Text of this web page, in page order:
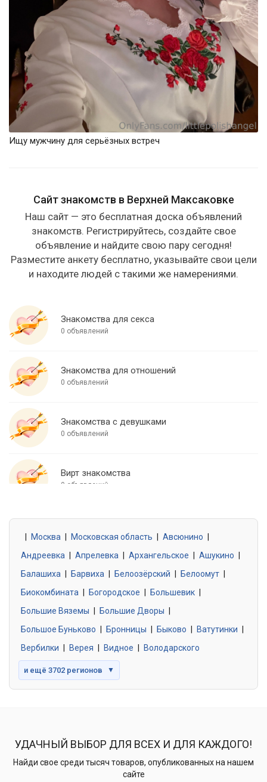
Ищу мужчину для серьёзных встреч
Сайт знакомств в Верхней Максаковке
Наш сайт — это бесплатная доска объявлений
знакомств. Регистрируйтесь, создайте свое
объявление и найдите свою пару сегодня!
Разместите анкету бесплатно, указывайте свои цели
и находите людей с такими же намерениями.
Знакомства для секса
0 объявлений
Знакомства для отношений
0 объявлений
Знакомства с девушками
0 объявлений
Вирт знакомства
0 объявлений
0 объявлений
Знакомства без обязательств
0 объявлений
Москва Московская область Авсюнино
Андреевка
Апрелевка Архангельское Ашукино
Балашиха
Барвиха Белоозёрский Белоомут
Биокомбината
Богородское Большевик
Большие Вяземы
Большие Дворы
Большое Буньково
Бронницы Быково Ватутинки
Вербилки
Верея Видное Володарского
и ещё 3702 регионов ▼
УДАЧНЫЙ ВЫБОР ДЛЯ ВСЕХ И ДЛЯ КАЖДОГО!
Найди свое среди тысяч товаров, опубликованных на нашем
сайте